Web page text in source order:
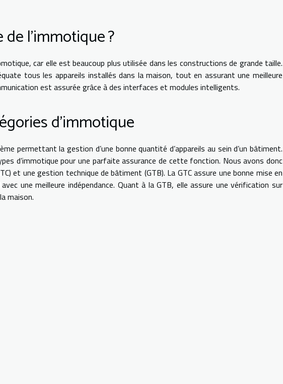
l’immotique ?
car elle est beaucoup plus utilisée dans les constructions de grande taille.
tous les appareils installés dans la maison, tout en assurant une meilleure
est assurée grâce à des interfaces et modules intelligents.
d’immotique
permettant la gestion d’une bonne quantité d’appareils au sein d’un bâtiment.
d’immotique pour une parfaite assurance de cette fonction. Nous avons donc
et une gestion technique de bâtiment (GTB). La GTC assure une bonne mise en
une meilleure indépendance. Quant à la GTB, elle assure une vérification sur
maison.